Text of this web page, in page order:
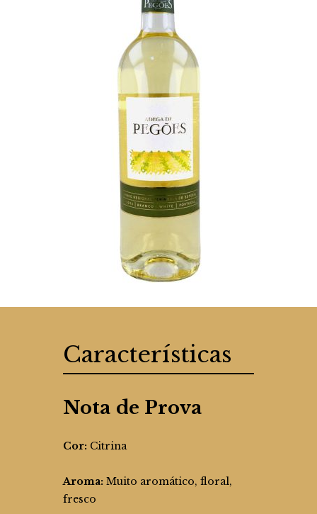
Características
Nota de Prova
Cor: Citrina
Aroma: Muito aromático, floral,
fresco